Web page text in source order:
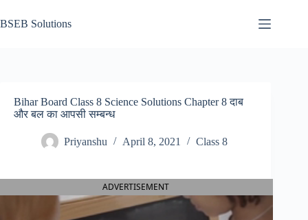
to
content
BSEB Solutions
Bihar Board Class 8 Science Solutions Chapter 8 दाब
और बल का आपसी सम्बन्ध
Priyanshu April 8, 2021 Class 8
ADVERTISEMENT